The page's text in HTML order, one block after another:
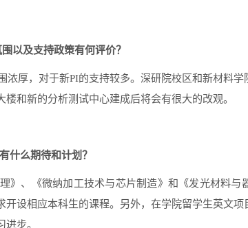
以及支持政策有何评价？
浓厚，对于新PI的支持较多。深研院校区和新材料
和新的分析测试中心建成后将会有很大的改观。
什么期待和计划？
》、《微纳加工技术与芯片制造》和《发光材料与
开设相应本科生的课程。另外，在学院留学生英文
步。